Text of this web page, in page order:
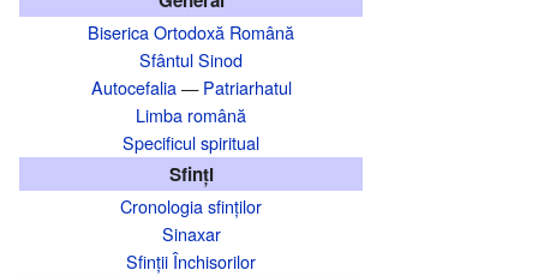
Biserica Ortodoxă Română
Sfântul Sinod
Autocefalia—Patriarhatul
Limba română
Specificul spiritual
Sfinți
Cronologia sfinților
Sinaxar
Sfinții Închisorilor